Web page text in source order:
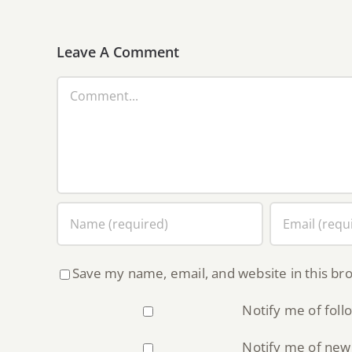
Leave A Comment
Comment
Save my name, email, and website in this
Notify me of
Notify me of